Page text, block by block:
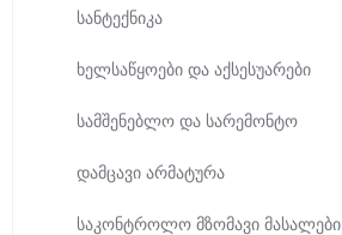
სანტექნიკა
ხელსაწყოები და აქსესუარები
სამშენებლო და სარემონტო
დამცავი არმატურა
საკონტროლო მზომავი მასალები